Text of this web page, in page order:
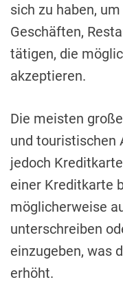
sich zu haben,
Geschäften,
tätigen, die
akzeptieren.
Die meisten
und touristischen
jedoch
einer Kreditkarte
möglicherweise
unterschreiben
einzugeben, was
erhöht.